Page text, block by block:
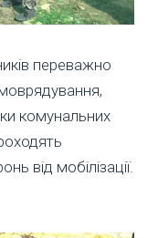
переважно
комунальних
від мобілізації.